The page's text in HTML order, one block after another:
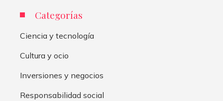
Categorías
Ciencia y tecnología
Cultura y ocio
Inversiones y negocios
Responsabilidad social